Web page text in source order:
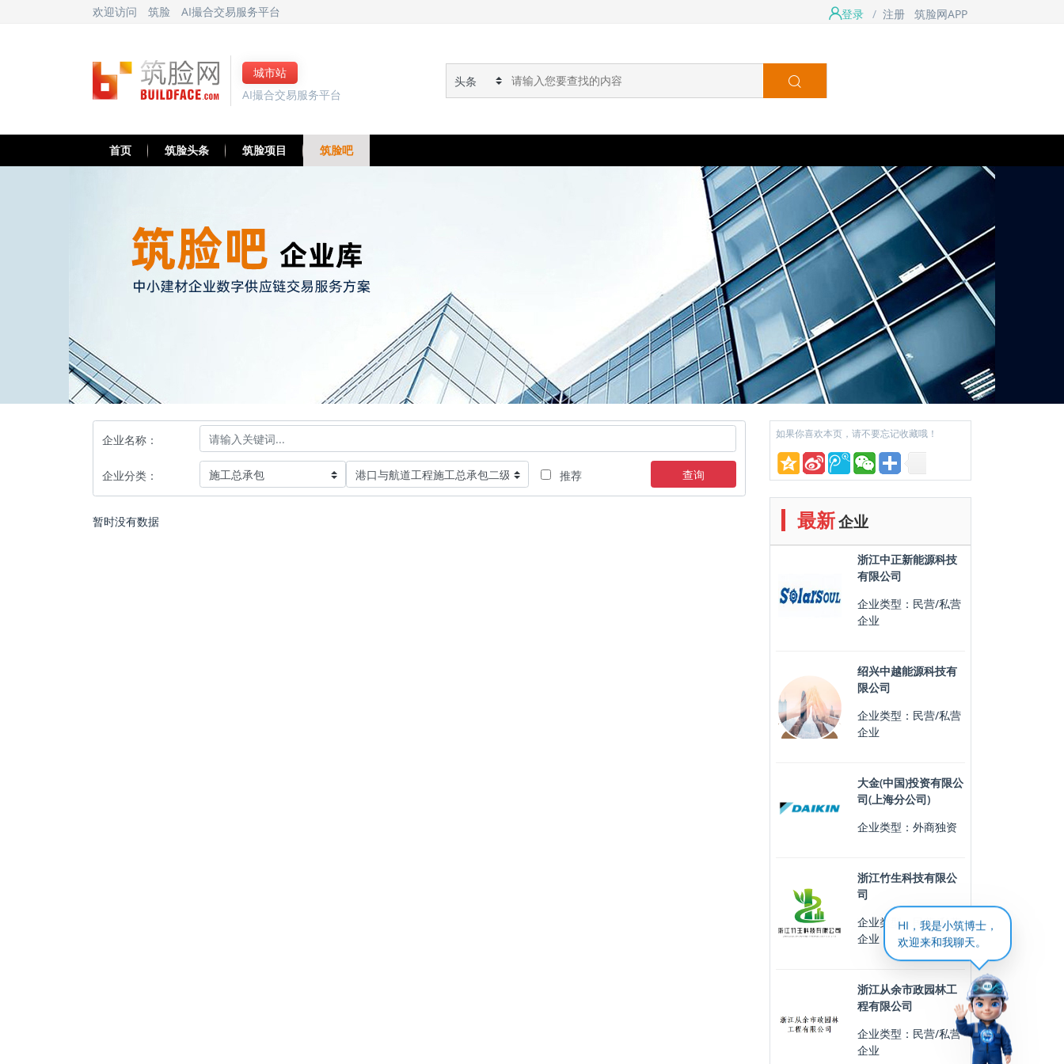
HI，我是小筑博士，
欢迎来和我聊天。
欢迎访问 筑脸 AI撮合交易服务平台 登录 / 注册 筑脸网APP
城市站
AI撮合交易服务平台
首页 筑脸头条 筑脸项目 筑脸吧
企业名称：
企业分类： 推荐 查询
暂时没有数据
如果你喜欢本页，请不要忘记收藏哦！
最新企业
浙江中正新能源科技
有限公司
企业类型：民营/私营
企业
绍兴中越能源科技有
限公司
企业类型：民营/私营
企业
大金(中国)投资有限公
司(上海分公司)
企业类型：外商独资
浙江竹生科技有限公
司
企业类型：民营/私营
企业
浙江从余市政园林工
程有限公司
企业类型：民营/私营
企业